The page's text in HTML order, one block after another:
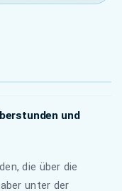
und
die über die
unter der